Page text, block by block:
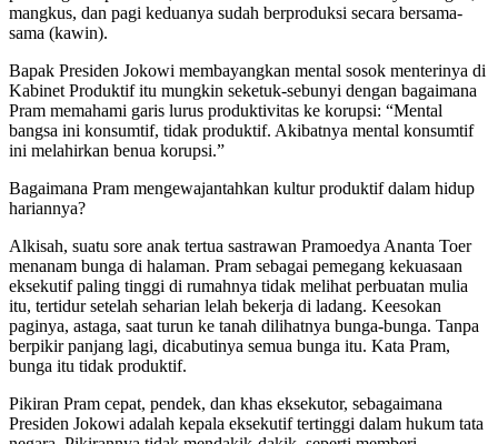
mangkus, dan pagi keduanya sudah berproduksi secara bersama-
sama (kawin).
Bapak Presiden Jokowi membayangkan mental sosok menterinya di
Kabinet Produktif itu mungkin seketuk-sebunyi dengan bagaimana
Pram memahami garis lurus produktivitas ke korupsi: “Mental
bangsa ini konsumtif, tidak produktif. Akibatnya mental konsumtif
ini melahirkan benua korupsi.”
Bagaimana Pram mengewajantahkan kultur produktif dalam hidup
hariannya?
Alkisah, suatu sore anak tertua sastrawan Pramoedya Ananta Toer
menanam bunga di halaman. Pram sebagai pemegang kekuasaan
eksekutif paling tinggi di rumahnya tidak melihat perbuatan mulia
itu, tertidur setelah seharian lelah bekerja di ladang. Keesokan
paginya, astaga, saat turun ke tanah dilihatnya bunga-bunga. Tanpa
berpikir panjang lagi, dicabutinya semua bunga itu. Kata Pram,
bunga itu tidak produktif.
Pikiran Pram cepat, pendek, dan khas eksekutor, sebagaimana
Presiden Jokowi adalah kepala eksekutif tertinggi dalam hukum tata